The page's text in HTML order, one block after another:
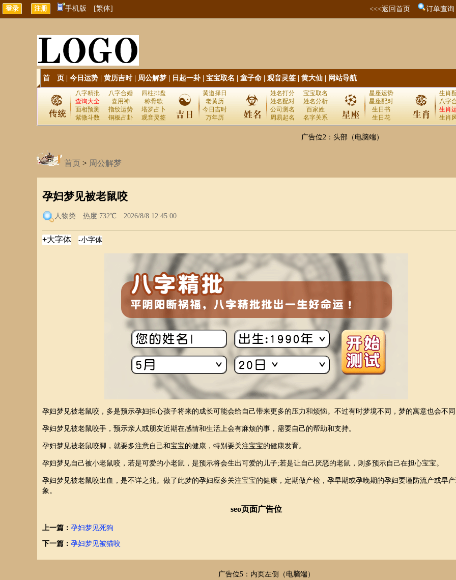
手机版 [繁体] <<<返回首页 订单查询
首 页 今日运势 黄历吉时| 周公解梦 日起一卦| 宝宝取名 童子命 观音灵签 黄大仙 网站导航
八字精批 八字合婚
四柱排盘
查询大全
喜用神
称骨歌
面相预测
指纹运势
塔罗占卜
紫微斗数
铜板占卦 观音灵签
黄道择日
老黄历
今日吉时
万年历
姓名打分
宝宝取名
姓名配对
姓名分析
公司测名
百家姓
周易起名
名字关系
星座运势
星座配对
生日书
生日花
生肖
八字
生肖
生肖
广告位2：头部（电脑端）
首页 > 周公解梦
孕妇梦见被老鼠咬
人物类 热度:732℃ 2026/8/8 12:45:00
孕妇梦见被老鼠咬，多是预示孕妇担心孩子将来的成长可能会给自己带来更多的压力和烦恼。不过有时梦境不同，梦的寓意也会不
孕妇梦见被老鼠咬手，预示亲人或朋友近期在感情和生活上会有麻烦的事，需要自己的帮助和支持。
孕妇梦见被老鼠咬脚，就要多注意自己和宝宝的健康，特别要关注宝宝的健康发育。
孕妇梦见自己被小老鼠咬，若是可爱的小老鼠，是预示将会生出可爱的儿子;若是让自己厌恶的老鼠，则多预示自己在担心宝宝。
孕妇梦见被老鼠咬出血，是不详之兆。做了此梦的孕妇应多关注宝宝的健康，定期做产检，孕早期或孕晚期的孕妇要谨防流产或早
象。
seo页面广告位
上一篇： 孕妇梦见死狗
下一篇： 孕妇梦见被猫咬
广告位5：内页左侧（电脑端）